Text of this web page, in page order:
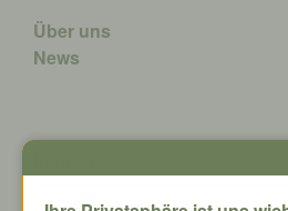
Über uns
News